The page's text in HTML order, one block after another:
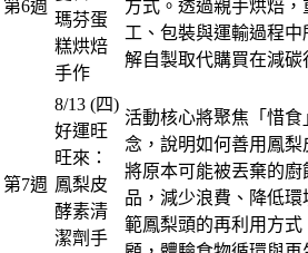
第6週
瑪芬蛋
糕烘焙
手作
方式。透過親手烘焙
工、包裝與運輸過程
解自製取代購買在減碳
第7週
8/13 (四)
好運旺
旺來：
鳳梨皮
酵素清
潔劑手
活動核心將聚焦「惜
念，說明如何善用鳳梨
將原本可能被丟棄的廚
品，減少浪費、降低
範鳳梨頭的再利用方